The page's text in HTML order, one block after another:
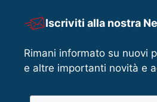
Iscriviti alla nostra
Rimani informato su nuovi
e altre importanti novità e